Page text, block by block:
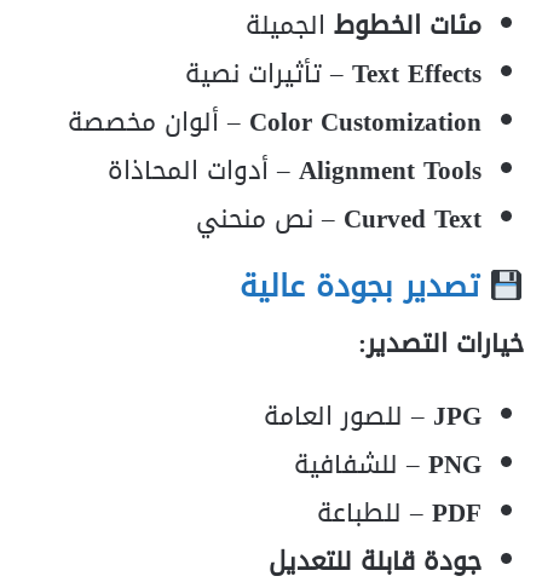
مئات الخطوط الجميلة
Text Effects– تأثيرات نصية
Color Customization – ألوان مخصصة
Alignment Tools– أدوات المحاذاة
Curved Text – نص منحني
تصدير بجودة عالية
خيارات التصدير:
JPG – للصور العامة
PNG– للشفافية
PDF– للطباعة
جودة قابلة للتعديل